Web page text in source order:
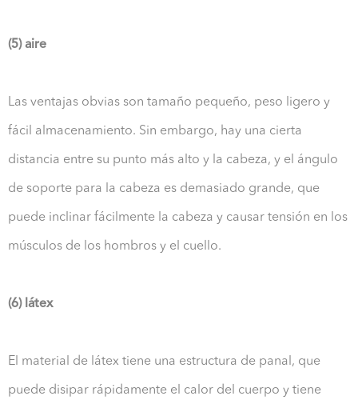
(5) aire
Las ventajas obvias son tamaño pequeño, peso ligero y
fácil almacenamiento. Sin embargo, hay una cierta
distancia entre su punto más alto y la cabeza, y el ángulo
de soporte para la cabeza es demasiado grande, que
puede inclinar fácilmente la cabeza y causar tensión en los
músculos de los hombros y el cuello.
(6) látex
El material de látex tiene una estructura de panal, que
puede disipar rápidamente el calor del cuerpo y tiene